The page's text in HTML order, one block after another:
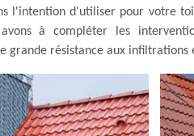
l'intention d'utiliser pour votre
à compléter les
grande résistance aux infiltrations